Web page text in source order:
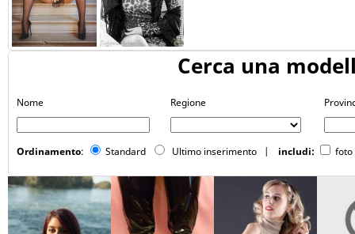
Cerca una
Nome Regione
Ordinamento: Standard Ultimo inserimento | includi: foto